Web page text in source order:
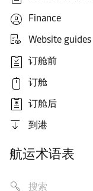
Finance
Website guides
订舱前
订舱
订舱后
到港
航运术语表